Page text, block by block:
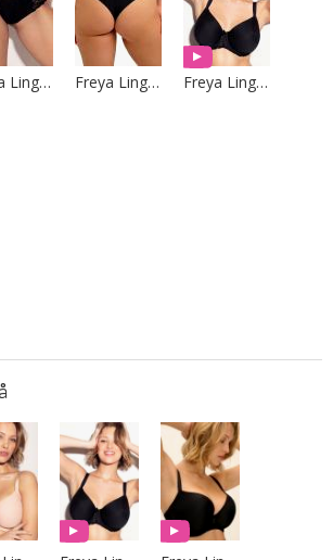
Freya Lingerie Freya Lingerie Freya Lingerie